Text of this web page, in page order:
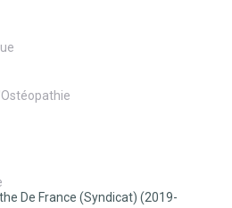
De France (Syndicat) (2019-